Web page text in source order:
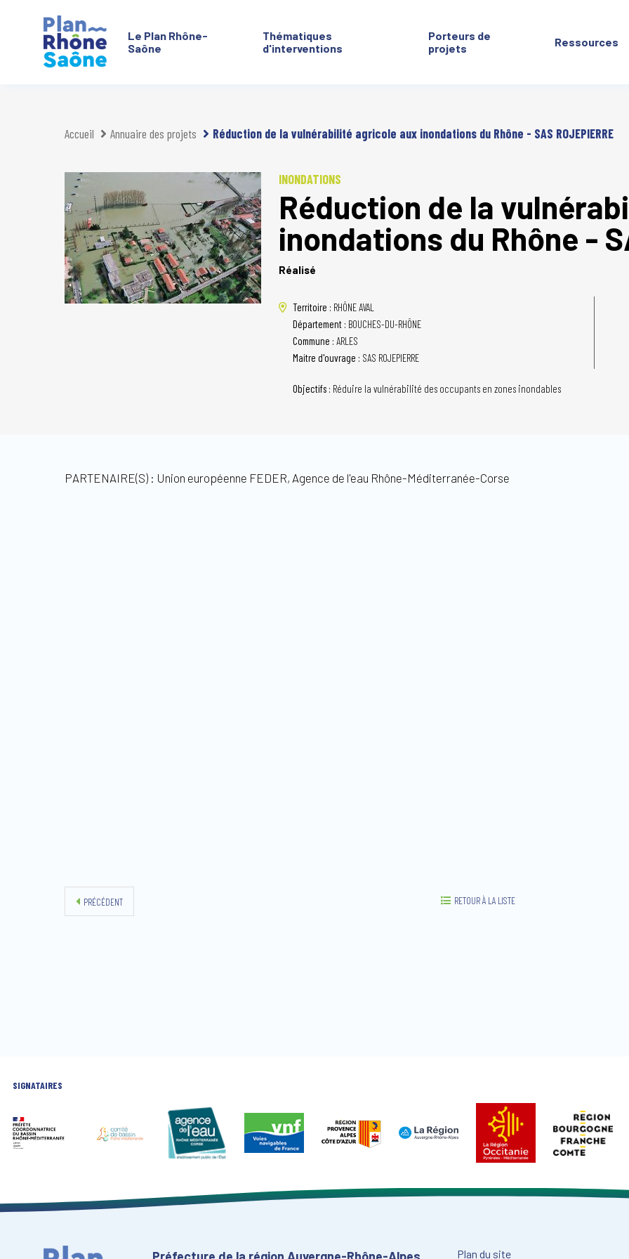
Le Plan Rhône-
Saône
Thématiques
d'interventions
Porteurs de
projets
Ressources
Accueil Annuaire des projets Réduction de la vulnérabilité agricole aux inondations du Rhône - SAS ROJEPIERRE
INONDATIONS
Réduction de la
inondations du Rhône -
Réalisé
Territoire : RHÔNE AVAL
Département : BOUCHES-DU-RHÔNE
Commune : ARLES
Maitre d'ouvrage : SAS ROJEPIERRE
Objectifs : Réduire la vulnérabilité des occupants en zones inondables
PARTENAIRE(S) : Union européenne FEDER, Agence de l'eau Rhône-Méditerranée-Corse
PRÉCÉDENT RETOUR À LA LISTE
SIGNATAIRES
Plan du site